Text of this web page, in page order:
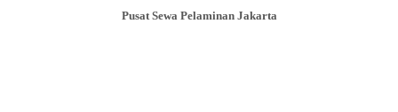
Pusat Sewa Pelaminan Jakarta